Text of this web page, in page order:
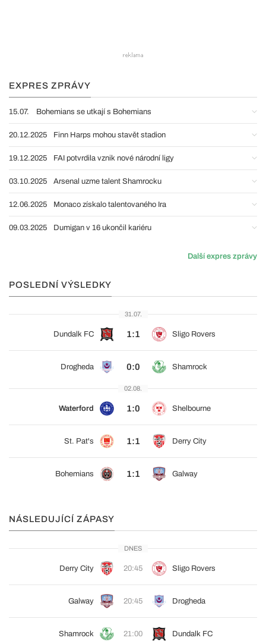
EXPRES ZPRÁVY
15.07. Bohemians se utkají s Bohemians
20.12.2025 Finn Harps mohou stavět stadion
19.12.2025 FAI potvrdila vznik nové národní ligy
03.10.2025 Arsenal uzme talent Shamrocku
12.06.2025 Monaco získalo talentovaného Ira
09.03.2025 Dumigan v 16 ukončil kariéru
Další expres zprávy
POSLEDNÍ VÝSLEDKY
31.07.
Dundalk FC 1:1 Sligo Rovers
Drogheda 0:0 Shamrock
02.08.
Waterford 1:0 Shelbourne
St. Pat's 1:1 Derry City
Bohemians 1:1 Galway
NÁSLEDUJÍCÍ ZÁPASY
DNES
Derry City 20:45 Sligo Rovers
Galway 20:45 Drogheda
Shamrock 21:00 Dundalk FC